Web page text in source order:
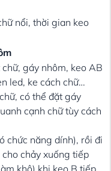
nổi, thời gian keo
gáy nhôm, keo AB
led, ke cách chữ…
có thể đặt gáy
cạnh chữ tùy cách
chức năng dính), rồi đi
chảy xuống tiếp
khô) khi keo B tiếp